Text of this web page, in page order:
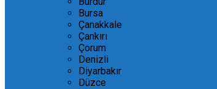
Bursa
Çanakkale
Çankırı
Çorum
Denizli
Diyarbakır
Düzce